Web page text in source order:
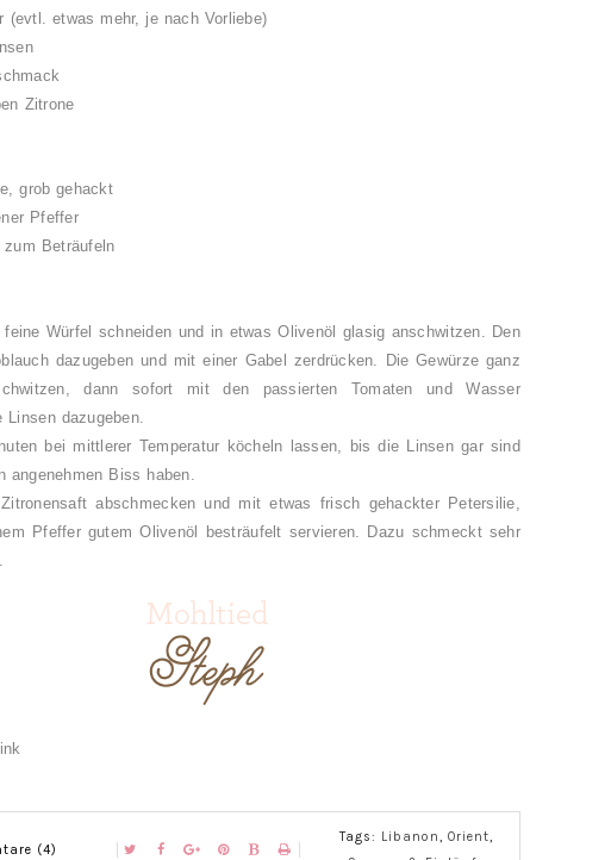
(evtl. etwas mehr, je nach Vorliebe)
Zitrone
grob gehackt
Pfeffer
Beträufeln
feine Würfel schneiden und in etwas Olivenöl glasig anschwitzen. Den
dazugeben und mit einer Gabel zerdrücken. Die Gewürze ganz
dann sofort mit den passierten Tomaten und Wasser
Linsen dazugeben.
bei mittlerer Temperatur köcheln lassen, bis die Linsen gar sind
angenehmen Biss haben.
abschmecken und mit etwas frisch gehackter Petersilie,
Pfeffer gutem Olivenöl besträufelt servieren. Dazu schmeckt sehr
(4)
Tags: Libanon, Orient,